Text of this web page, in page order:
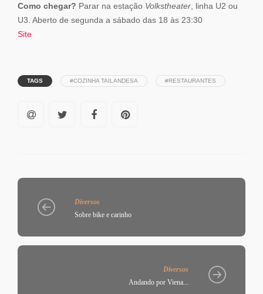
Como chegar? Parar na estação Volkstheater, linha U2 ou
U3. Aberto de segunda a sábado das 18 às 23:30
Site
TAGS #COZINHA TAILANDESA #RESTAURANTES
Diversos
Sobre bike e carinho
Diversos
Andando por Viena...